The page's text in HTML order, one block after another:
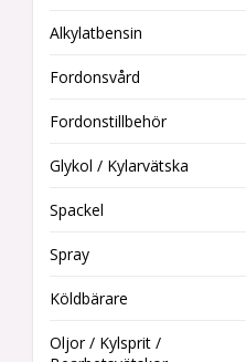
Alkylatbensin
Fordonsvård
Fordonstillbehör
Glykol / Kylarvätska
Spackel
Spray
Köldbärare
Oljor / Kylsprit /